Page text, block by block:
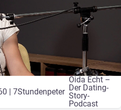
| 7Stundenpeter
Oida Echt –
Der Dating-
Story-
Podcast